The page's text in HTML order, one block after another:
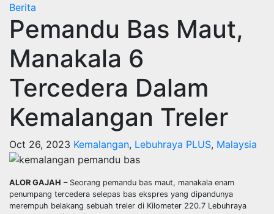
Berita
Pemandu Bas Maut,
Manakala 6
Tercedera Dalam
Kemalangan Treler
Oct 26, 2023 Kemalangan, Lebuhraya PLUS, Malaysia
ALOR GAJAH – Seorang pemandu bas maut, manakala enam
penumpang tercedera selepas bas ekspres yang dipandunya
merempuh belakang sebuah treler di Kilometer 220.7 Lebuhraya